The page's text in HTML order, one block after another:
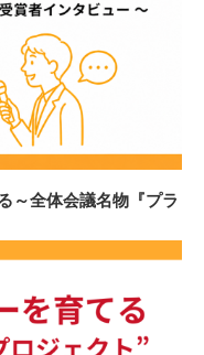
～全体会議名物『プラ